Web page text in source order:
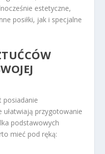
estetyczne,
posiłki, jak i specjalne
posiadanie
przygotowanie
podstawowych
mieć pod ręką: